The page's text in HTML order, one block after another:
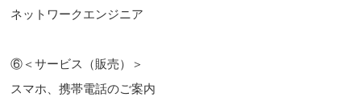
ネットワークエンジニア
⑥＜サービス（販売）＞
スマホ、携帯電話のご案内